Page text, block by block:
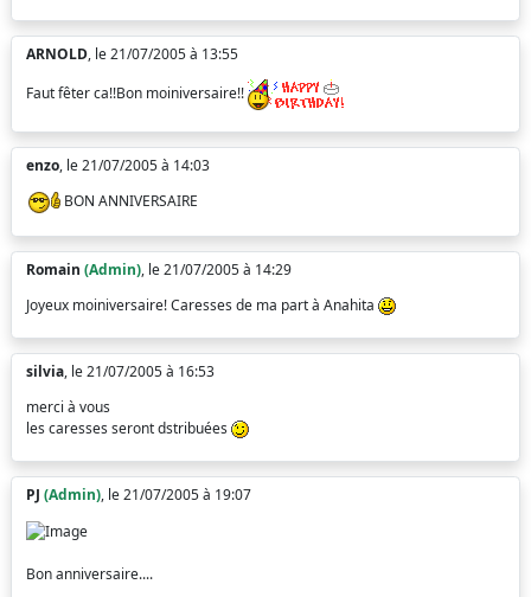
ARNOLD, le 21/07/2005 à 13:55
Faut fêter ca!!Bon moiniversaire!!
enzo, le 21/07/2005 à 14:03
BON ANNIVERSAIRE
Romain (Admin), le 21/07/2005 à 14:29
Joyeux moiniversaire! Caresses de ma part à Anahita
silvia, le 21/07/2005 à 16:53
merci à vous
les caresses seront dstribuées
PJ (Admin), le 21/07/2005 à 19:07
Bon anniversaire....